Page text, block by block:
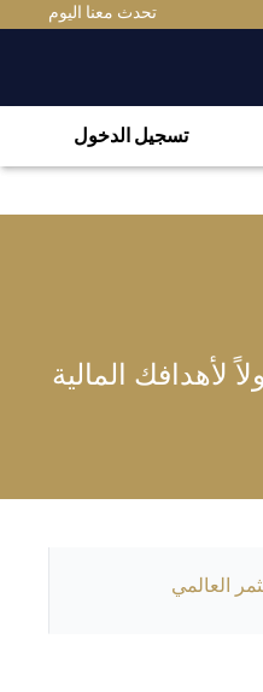
تحدث معنا اليوم
تسجيل الدخول
لأهدافك المالية
العالمي